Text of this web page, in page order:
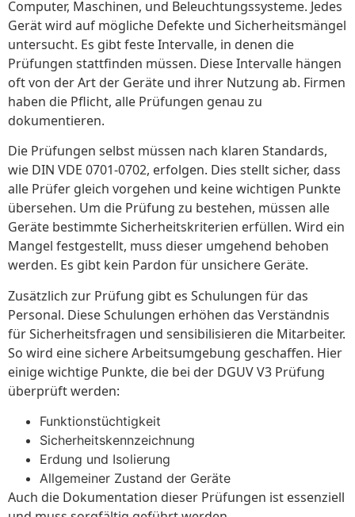
Computer, Maschinen, und Beleuchtungssysteme. Jedes
Gerät wird auf mögliche Defekte und Sicherheitsmängel
untersucht. Es gibt feste Intervalle, in denen die
Prüfungen stattfinden müssen. Diese Intervalle hängen
oft von der Art der Geräte und ihrer Nutzung ab. Firmen
haben die Pflicht, alle Prüfungen genau zu
dokumentieren.
Die Prüfungen selbst müssen nach klaren Standards,
wie DIN VDE 0701-0702, erfolgen. Dies stellt sicher, dass
alle Prüfer gleich vorgehen und keine wichtigen Punkte
übersehen. Um die Prüfung zu bestehen, müssen alle
Geräte bestimmte Sicherheitskriterien erfüllen. Wird ein
Mangel festgestellt, muss dieser umgehend behoben
werden. Es gibt kein Pardon für unsichere Geräte.
Zusätzlich zur Prüfung gibt es Schulungen für das
Personal. Diese Schulungen erhöhen das Verständnis
für Sicherheitsfragen und sensibilisieren die Mitarbeiter.
So wird eine sichere Arbeitsumgebung geschaffen. Hier
einige wichtige Punkte, die bei der DGUV V3 Prüfung
überprüft werden:
Funktionstüchtigkeit
Sicherheitskennzeichnung
Erdung und Isolierung
Allgemeiner Zustand der Geräte
Auch die Dokumentation dieser Prüfungen ist essenziell